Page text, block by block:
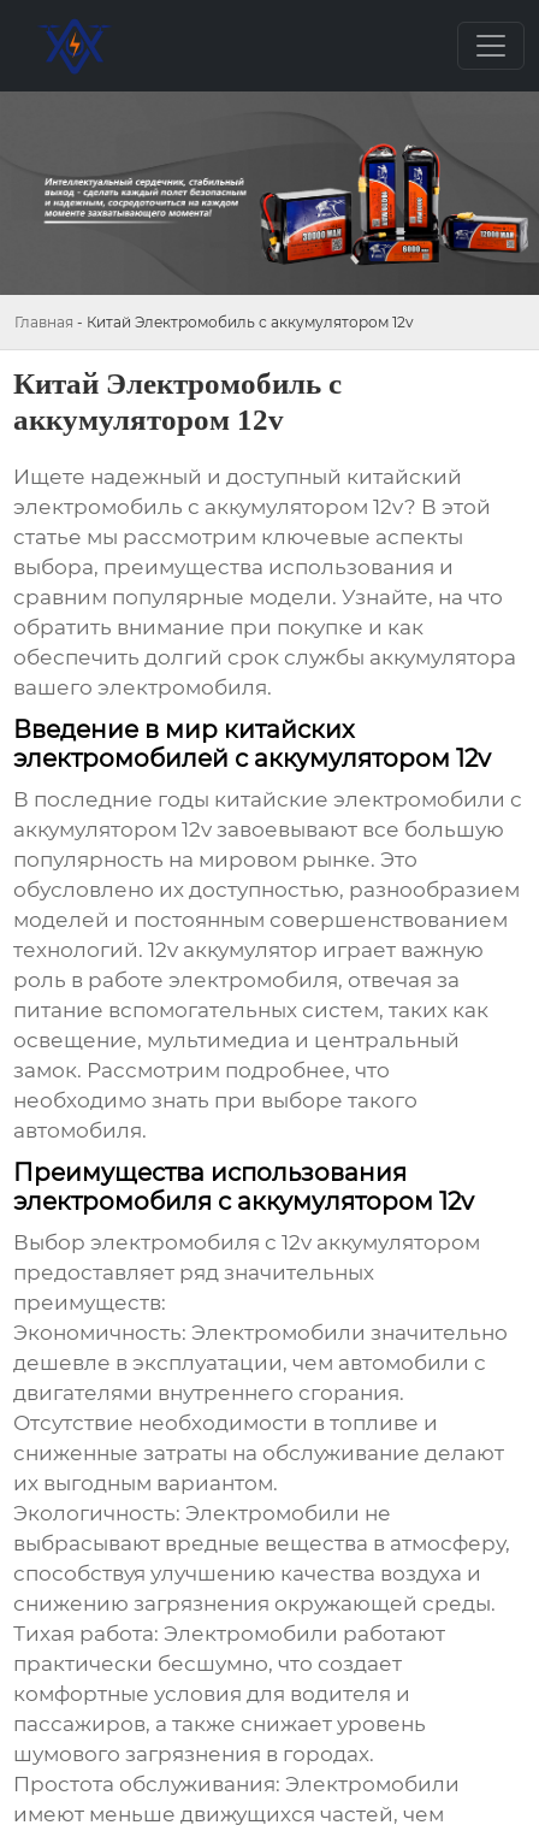
Главная - Китай Электромобиль с аккумулятором 12v
Китай Электромобиль с
аккумулятором 12v
Ищете надежный и доступный китайский
электромобиль с аккумулятором 12v? В этой
статье мы рассмотрим ключевые аспекты
выбора, преимущества использования и
сравним популярные модели. Узнайте, на что
обратить внимание при покупке и как
обеспечить долгий срок службы аккумулятора
вашего электромобиля.
Введение в мир китайских
электромобилей с аккумулятором 12v
В последние годы китайские электромобили с
аккумулятором 12v завоевывают все большую
популярность на мировом рынке. Это
обусловлено их доступностью, разнообразием
моделей и постоянным совершенствованием
технологий. 12v аккумулятор играет важную
роль в работе электромобиля, отвечая за
питание вспомогательных систем, таких как
освещение, мультимедиа и центральный
замок. Рассмотрим подробнее, что
необходимо знать при выборе такого
автомобиля.
Преимущества использования
электромобиля с аккумулятором 12v
Выбор электромобиля с 12v аккумулятором
предоставляет ряд значительных
преимуществ:
Экономичность: Электромобили значительно
дешевле в эксплуатации, чем автомобили с
двигателями внутреннего сгорания.
Отсутствие необходимости в топливе и
сниженные затраты на обслуживание делают
их выгодным вариантом.
Экологичность: Электромобили не
выбрасывают вредные вещества в атмосферу,
способствуя улучшению качества воздуха и
снижению загрязнения окружающей среды.
Тихая работа: Электромобили работают
практически бесшумно, что создает
комфортные условия для водителя и
пассажиров, а также снижает уровень
шумового загрязнения в городах.
Простота обслуживания: Электромобили
имеют меньше движущихся частей, чем